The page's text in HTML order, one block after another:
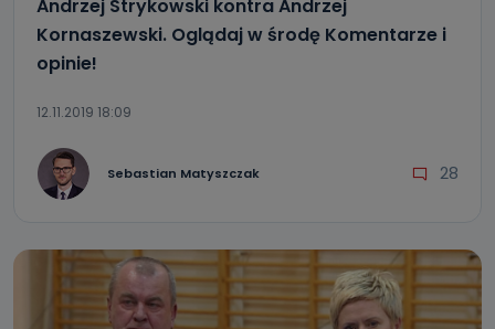
Andrzej Strykowski kontra Andrzej
Kornaszewski. Oglądaj w środę Komentarze i
opinie!
12.11.2019 18:09
Sebastian Matyszczak 28